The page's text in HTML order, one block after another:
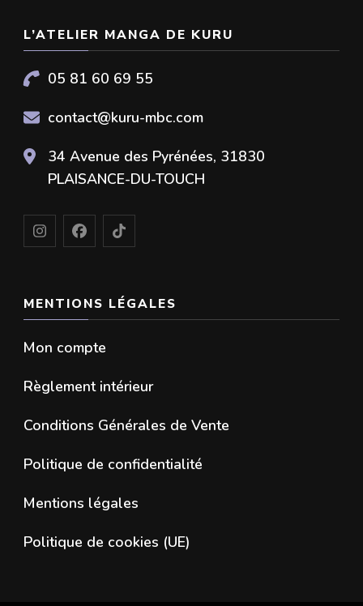
L’ATELIER MANGA DE KURU
05 81 60 69 55
contact@kuru-mbc.com
34 Avenue des Pyrénées, 31830
PLAISANCE-DU-TOUCH
MENTIONS LÉGALES
Mon compte
Règlement intérieur
Conditions Générales de Vente
Politique de confidentialité
Mentions légales
Politique de cookies (UE)